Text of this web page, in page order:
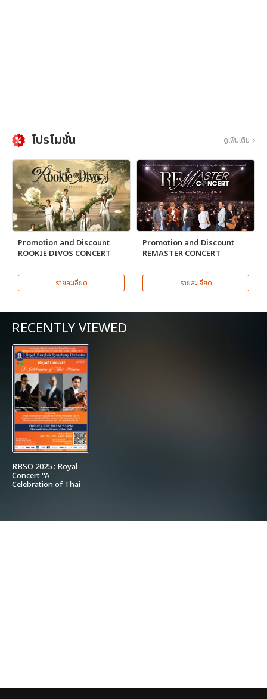
โปรโมชั่น ดูเพิ่มเติม
Promotion and Discount
ROOKIE DIVOS CONCERT
รายละเอียด
Promotion and Discount
REMASTER CONCERT
รายละเอียด
RECENTLY VIEWED
RBSO 2025 : Royal
Concert ''A
Celebration of Thai